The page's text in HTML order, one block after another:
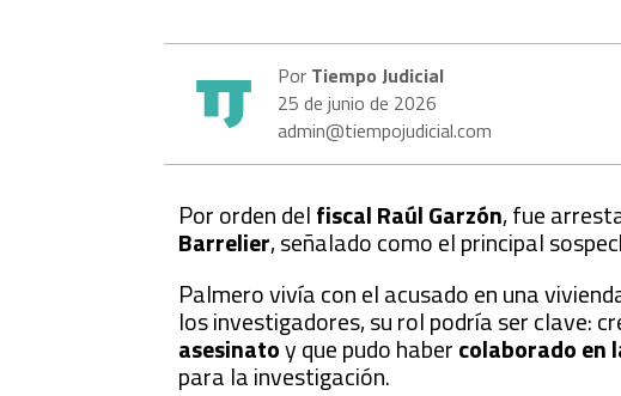
Por Tiempo Judicial
25 de junio de 2026
admin@tiempojudicial.com
Por orden delfiscal Raúl Garzón, fue
Barrelier, señalado como el principal
Palmero vivía con el acusado en una
los investigadores, su rol podría ser clave:
asesinatoy que pudo habercolaborado en
para la investigación.